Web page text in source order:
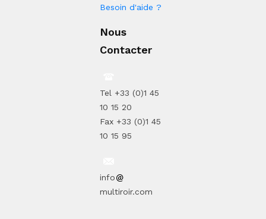
Besoin d'aide ?
Nous
Contacter
Tel +33 (0)1 45
10 15 20
Fax +33 (0)1 45
10 15 95
info
multiroir.com